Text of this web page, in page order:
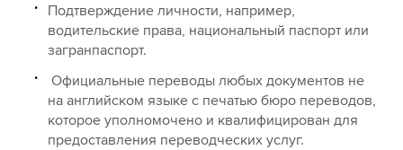
Подтверждение личности, например,
водительские права, национальный паспорт или
загранпаспорт.
Официальные переводы любых документов не
на английском языке с печатью бюро переводов,
которое уполномочено и квалифицирован для
предоставления переводческих услуг.